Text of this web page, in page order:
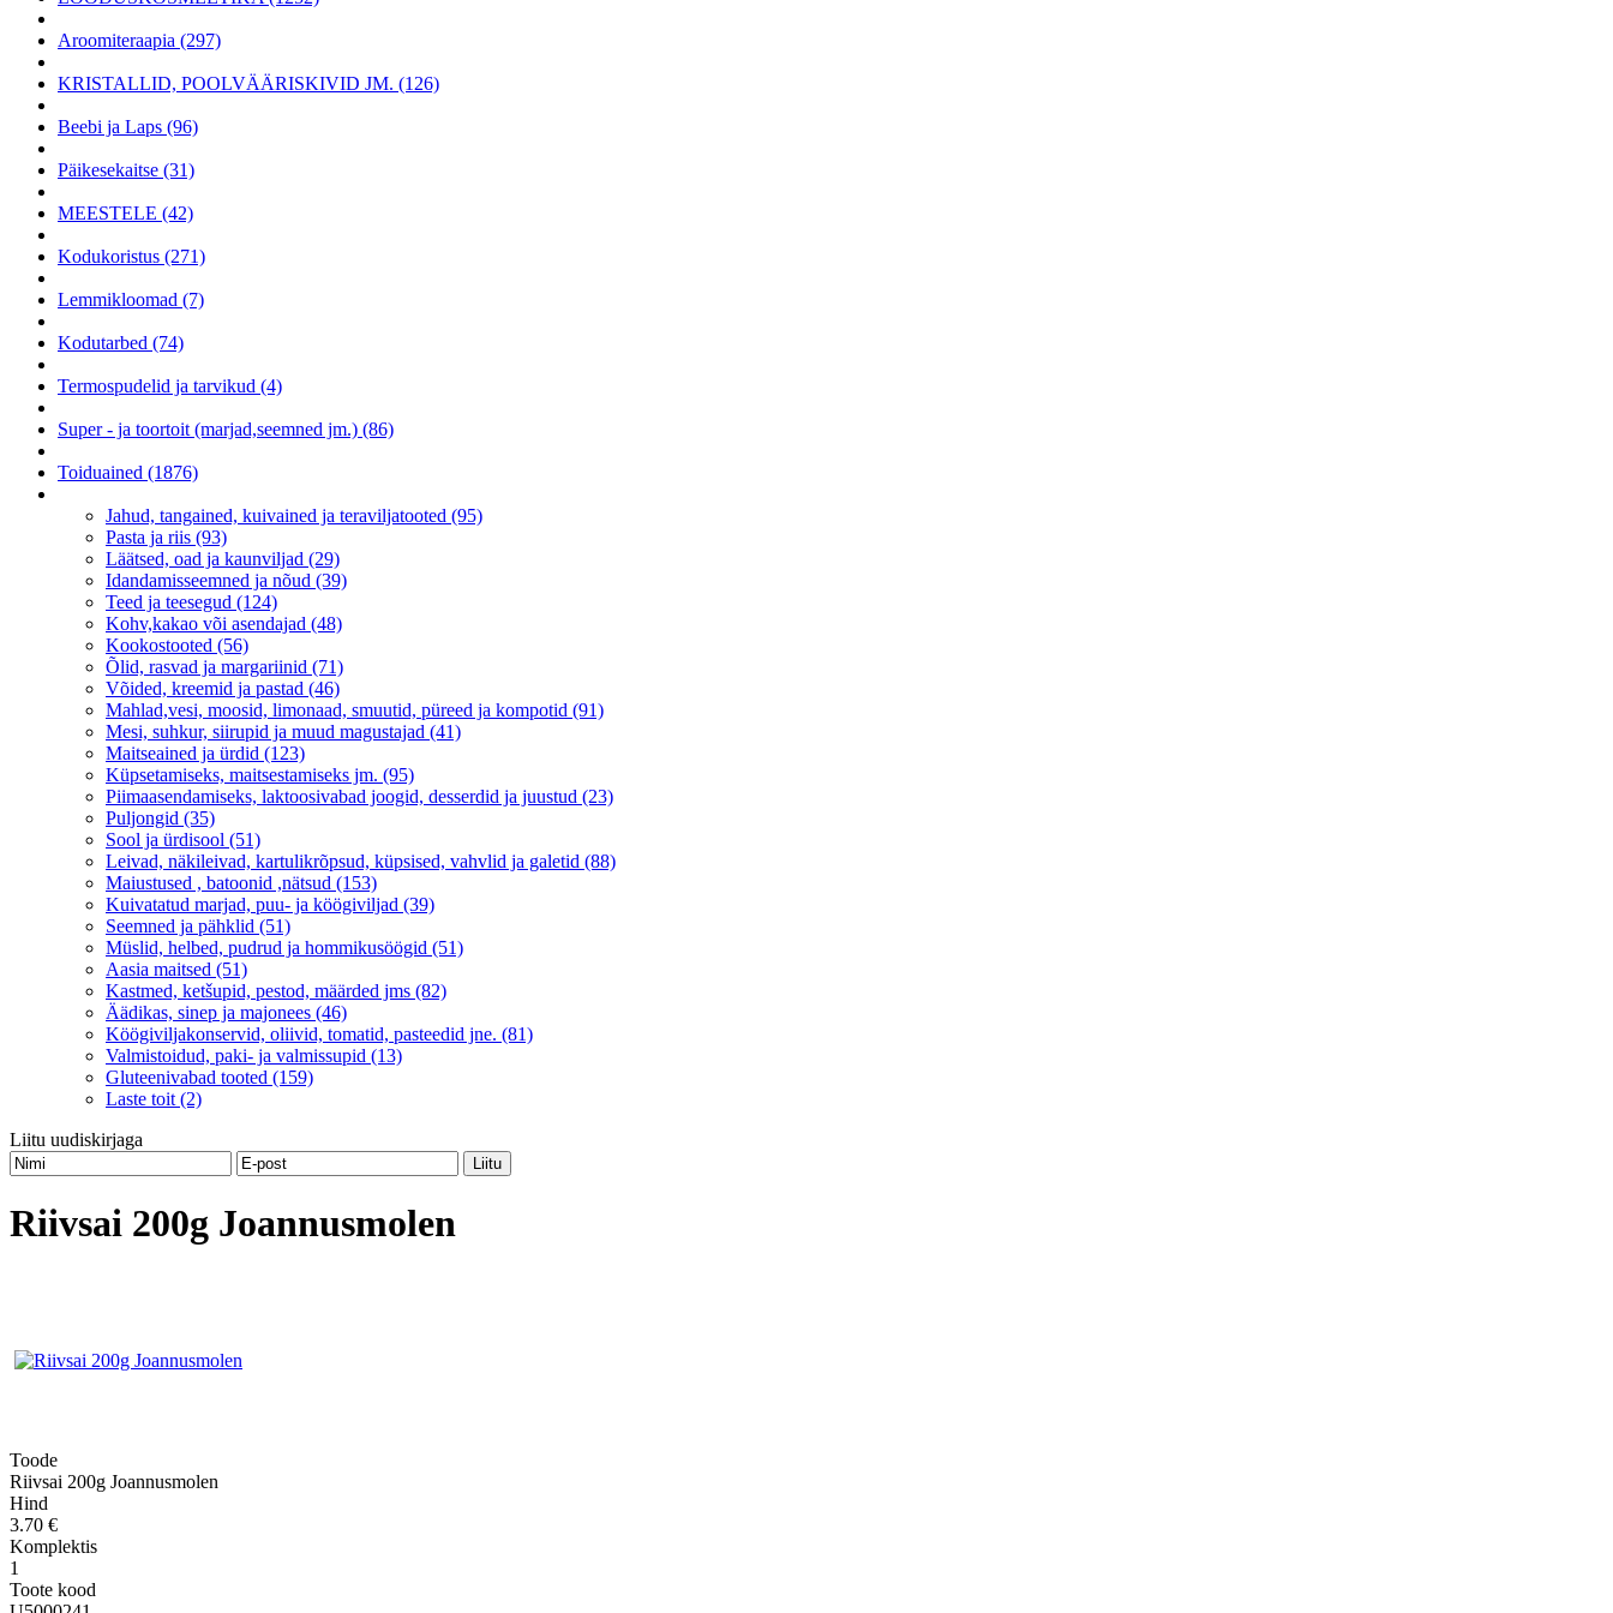
Aroomiteraapia (297)
KRISTALLID, POOLVÄÄRISKIVID JM. (126)
Beebi ja Laps (96)
Päikesekaitse (31)
MEESTELE (42)
Kodukoristus (271)
Lemmikloomad (7)
Kodutarbed (74)
Termospudelid ja tarvikud (4)
Super - ja toortoit (marjad,seemned jm.) (86)
Toiduained (1876)
Jahud, tangained, kuivained ja teraviljatooted (95)
Pasta ja riis (93)
Läätsed, oad ja kaunviljad (29)
Idandamisseemned ja nõud (39)
Teed ja teesegud (124)
Kohv,kakao või asendajad (48)
Kookostooted (56)
Õlid, rasvad ja margariinid (71)
Võided, kreemid ja pastad (46)
Mahlad,vesi, moosid, limonaad, smuutid, püreed ja kompotid (91)
Mesi, suhkur, siirupid ja muud magustajad (41)
Maitseained ja ürdid (123)
Küpsetamiseks, maitsestamiseks jm. (95)
Piimaasendamiseks, laktoosivabad joogid, desserdid ja juustud (23)
Puljongid (35)
Sool ja ürdisool (51)
Leivad, näkileivad, kartulikrõpsud, küpsised, vahvlid ja galetid (88)
Maiustused , batoonid ,nätsud (153)
Kuivatatud marjad, puu- ja köögiviljad (39)
Seemned ja pähklid (51)
Müslid, helbed, pudrud ja hommikusöögid (51)
Aasia maitsed (51)
Kastmed, ketšupid, pestod, määrded jms (82)
Äädikas, sinep ja majonees (46)
Köögiviljakonservid, oliivid, tomatid, pasteedid jne. (81)
Valmistoidud, paki- ja valmissupid (13)
Gluteenivabad tooted (159)
Laste toit (2)
Liitu uudiskirjaga
Riivsai 200g Joannusmolen
Toode
Riivsai 200g Joannusmolen
Hind
3.70 €
Komplektis
1
Toote kood